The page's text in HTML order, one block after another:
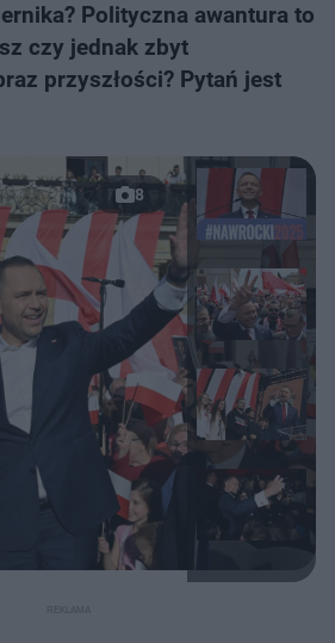
Polityczna awantura to
czy jednak zbyt
przyszłości? Pytań jest
8